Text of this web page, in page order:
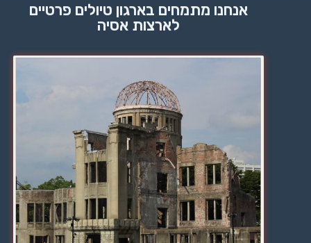
אנחנו מתמחים בארגון טיולים פרטיים
לארצות אסיה